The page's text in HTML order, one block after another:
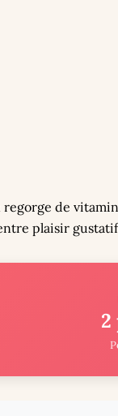
de
plaisir
2